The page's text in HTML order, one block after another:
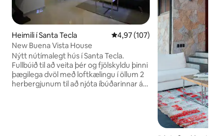
Heimili í Santa Tecla 4,97 af 5 í meðaleinkunn, 107
4,97 (107)
New Buena Vista House
Nýtt nútímalegt hús í Santa Tecla.
Fullbúið til að veita þér og fjölskyldu þinni
þægilega dvöl með loftkælingu í öllum 2
herbergjunum til að njóta íbúðarinnar á